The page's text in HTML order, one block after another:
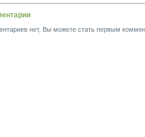
нет, Вы можете стать первым